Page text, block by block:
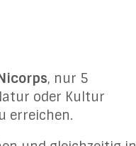
, nur 5
oder Kultur
erreichen.